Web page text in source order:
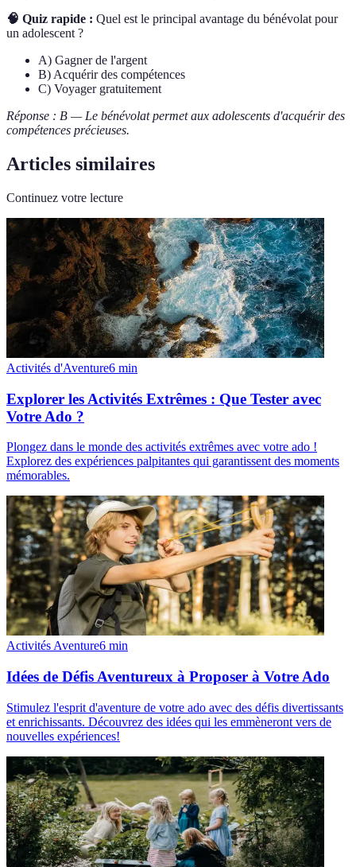
🧠 Quiz rapide : Quel est le principal avantage du bénévolat pour
un adolescent ?
A) Gagner de l'argent
B) Acquérir des compétences
C) Voyager gratuitement
Réponse : B — Le bénévolat permet aux adolescents d'acquérir des
compétences précieuses.
Articles similaires
Continuez votre lecture
Activités d'Aventure6 min
Explorer les Activités Extrêmes : Que Tester avec
Votre Ado ?
Plongez dans le monde des activités extrêmes avec votre ado !
Explorez des expériences palpitantes qui garantissent des moments
mémorables.
Activités Aventure6 min
Idées de Défis Aventureux à Proposer à Votre Ado
Stimulez l'esprit d'aventure de votre ado avec des défis divertissants
et enrichissants. Découvrez des idées qui les emmèneront vers de
nouvelles expériences!